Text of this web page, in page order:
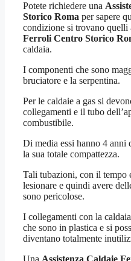
Potete richiedere una
Storico Roma per sapere
condizione si trovano quelli
Ferroli Centro Storico
caldaia.
I componenti che sono
bruciatore e la serpentina.
Per le caldaie a gas si
collegamenti e il tubo
combustibile.
Di media essi hanno 4 anni
la sua totale compattezza.
Tali tubazioni, con il tempo
lesionare e quindi avere
sono pericolose.
I collegamenti con la
che sono in plastica e si
diventano totalmente